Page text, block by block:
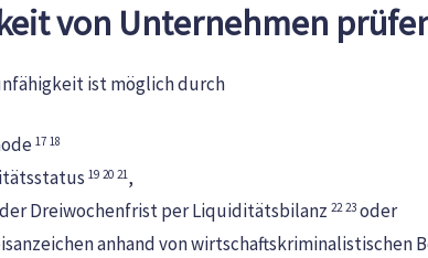
von Unternehmen
ist möglich durch
17 18
19 20 21,
Dreiwochenfrist per Liquiditätsbilanz 22 23oder
anhand von wirtschaftskriminalistischen